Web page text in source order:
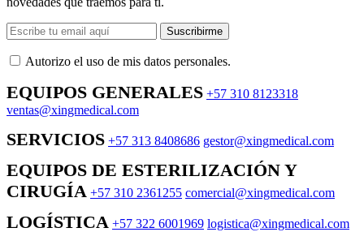
Suscribirme
Autorizo ​​el uso de mis datos personales.
EQUIPOS GENERALES +57 310 8123318
ventas@xingmedical.com
SERVICIOS +57 313 8408686 gestor@xingmedical.com
EQUIPOS DE ESTERILIZACIÓN Y
CIRUGÍA +57 310 2361255 comercial@xingmedical.com
LOGÍSTICA +57 322 6001969 logistica@xingmedical.com